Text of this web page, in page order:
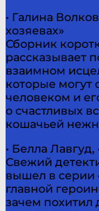
• Галина
хозяевах»
Сборник
рассказывает
взаимном
которые могут
человеком и
о счастливых
кошачьей
• Белла
Свежий
вышел в серии
главной
зачем похитил